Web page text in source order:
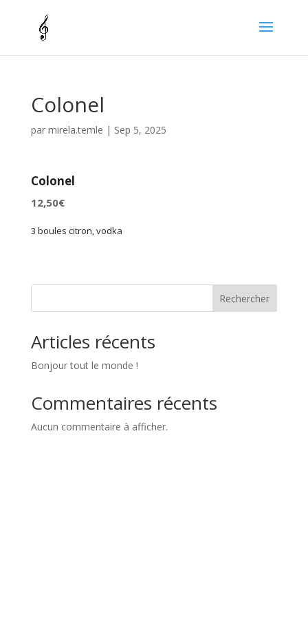
Colonel
par mirela.temle | Sep 5, 2025
Colonel
12,50€
3 boules citron, vodka
Rechercher
Articles récents
Bonjour tout le monde !
Commentaires récents
Aucun commentaire à afficher.